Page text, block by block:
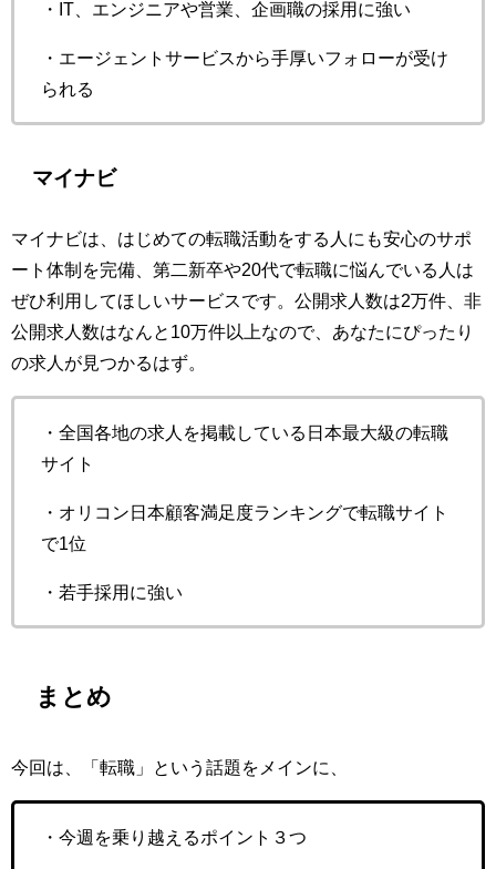
・IT、エンジニアや営業、企画職の採用に強い
・エージェントサービスから手厚いフォローが受け
られる
マイナビ
マイナビは、はじめての転職活動をする人にも安心のサポ
ート体制を完備、第二新卒や20代で転職に悩んでいる人は
ぜひ利用してほしいサービスです。公開求人数は2万件、非
公開求人数はなんと10万件以上なので、あなたにぴったり
の求人が見つかるはず。
・全国各地の求人を掲載している日本最大級の転職
サイト
・オリコン日本顧客満足度ランキングで転職サイト
で1位
・若手採用に強い
まとめ
今回は、「転職」という話題をメインに、
・今週を乗り越えるポイント３つ